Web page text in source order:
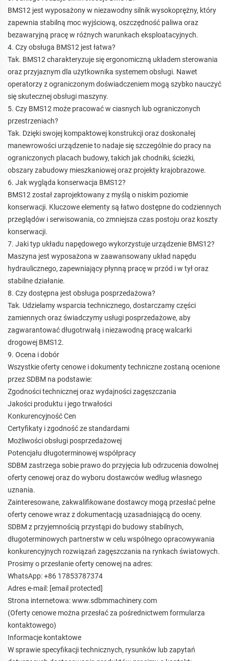
BMS12 jest wyposażony w niezawodny silnik wysokoprężny, który
zapewnia stabilną moc wyjściową, oszczędność paliwa oraz
bezawaryjną pracę w różnych warunkach eksploatacyjnych.
4. Czy obsługa BMS12 jest łatwa?
Tak. BMS12 charakteryzuje się ergonomiczną układem sterowania
oraz przyjaznym dla użytkownika systemem obsługi. Nawet
operatorzy z ograniczonym doświadczeniem mogą szybko nauczyć
się skutecznej obsługi maszyny.
5. Czy BMS12 może pracować w ciasnych lub ograniczonych
przestrzeniach?
Tak. Dzięki swojej kompaktowej konstrukcji oraz doskonałej
manewrowości urządzenie to nadaje się szczególnie do pracy na
ograniczonych placach budowy, takich jak chodniki, ścieżki,
obszary zabudowy mieszkaniowej oraz projekty krajobrazowe.
6. Jak wygląda konserwacja BMS12?
BMS12 został zaprojektowany z myślą o niskim poziomie
konserwacji. Kluczowe elementy są łatwo dostępne do codziennych
przeglądów i serwisowania, co zmniejsza czas postoju oraz koszty
konserwacji.
7. Jaki typ układu napędowego wykorzystuje urządzenie BMS12?
Maszyna jest wyposażona w zaawansowany układ napędu
hydraulicznego, zapewniający płynną pracę w przód i w tył oraz
stabilne działanie.
8. Czy dostępna jest obsługa posprzedażowa?
Tak. Udzielamy wsparcia technicznego, dostarczamy części
zamiennych oraz świadczymy usługi posprzedażowe, aby
zagwarantować długotrwałą i niezawodną pracę walcarki
drogowej BMS12.
9. Ocena i dobór
Wszystkie oferty cenowe i dokumenty techniczne zostaną ocenione
przez SDBM na podstawie:
Zgodności technicznej oraz wydajności zagęszczania
Jakości produktu i jego trwałości
Konkurencyjność Cen
Certyfikaty i zgodność ze standardami
Możliwości obsługi posprzedażowej
Potencjału długoterminowej współpracy
SDBM zastrzega sobie prawo do przyjęcia lub odrzucenia dowolnej
oferty cenowej oraz do wyboru dostawców według własnego
uznania.
Zainteresowane, zakwalifikowane dostawcy mogą przesłać pełne
oferty cenowe wraz z dokumentacją uzasadniającą do oceny.
SDBM z przyjemnością przystąpi do budowy stabilnych,
długoterminowych partnerstw w celu wspólnego opracowywania
konkurencyjnych rozwiązań zagęszczania na rynkach światowych.
Prosimy o przesłanie oferty cenowej na adres:
WhatsApp: +86 17853787374
Adres e-mail: [email protected]
Strona internetowa:www.sdbmmachinery.com
(Oferty cenowe można przesłać za pośrednictwem formularza
kontaktowego)
Informacje kontaktowe
W sprawie specyfikacji technicznych, rysunków lub zapytań